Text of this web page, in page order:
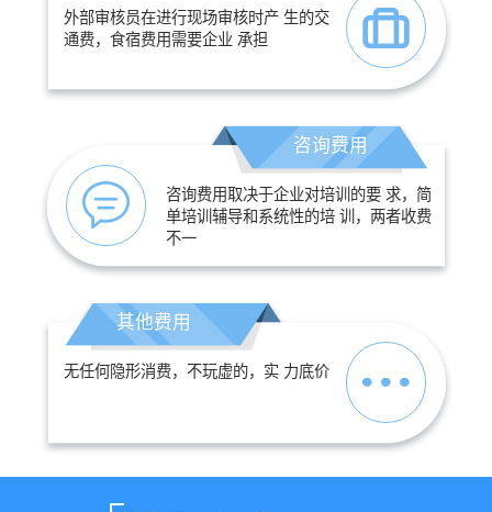
外部审核员在进行现场审核时产 生的交
通费，食宿费用需要企业 承担
咨询费用
咨询费用取决于企业对培训的要 求，简
单培训辅导和系统性的培 训，两者收费
不一
其他费用
无任何隐形消费，不玩虚的，实 力底价